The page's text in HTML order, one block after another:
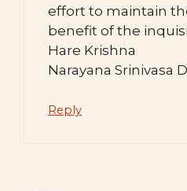
effort to maintain
benefit of the
Hare Krishna
Narayana Srinivasa
Reply